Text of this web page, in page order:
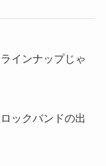
インナップじゃ
ックバンドの出